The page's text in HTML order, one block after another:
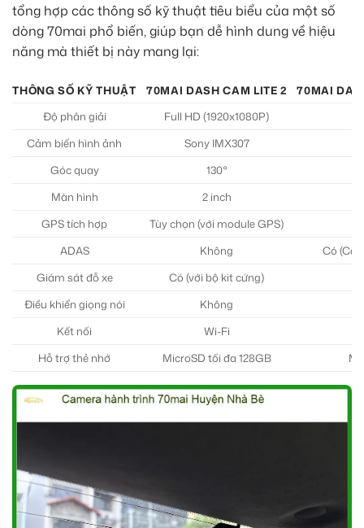
tổng hợp các thông số kỹ thuật tiêu biểu của một số
dòng 70mai phổ biến, giúp bạn dễ hình dung về hiệu
năng mà thiết bị này mang lại:
THÔNG SỐ KỸ THUẬT 70MAI DASH CAM LITE 2
70MAI
Độ phân giải
Full HD (1920x1080P)
Cảm biến hình ảnh
Sony IMX307
Góc quay
130°
Màn hình
2 inch
GPS tích hợp
Tùy chọn (với module GPS)
ADAS
Không
Có
Giám sát đỗ xe
Có (với bộ kit cứng)
Điều khiển giọng nói
Không
Kết nối
Wi-Fi
Hỗ trợ thẻ nhớ
MicroSD tối đa 128GB